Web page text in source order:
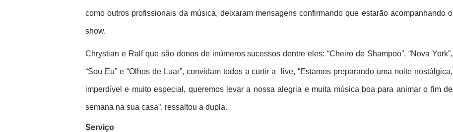
como outros profissionais da música, deixaram mensagens confirmando que estarão acompanhando o
show.
Chrystian e Ralf que são donos de inúmeros sucessos dentre eles: “Cheiro de Shampoo”, “Nova York”,
“Sou Eu” e “Olhos de Luar”, convidam todos a curtir a  live, “Estamos preparando uma noite nostálgica,
imperdível e muito especial, queremos levar a nossa alegria e muita música boa para animar o fim de
semana na sua casa”, ressaltou a dupla.
Serviço